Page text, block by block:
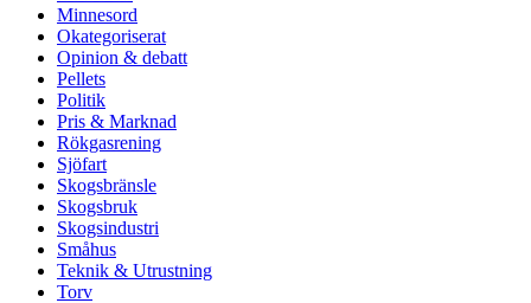
Minnesord
Okategoriserat
Opinion & debatt
Pellets
Politik
Pris & Marknad
Rökgasrening
Sjöfart
Skogsbränsle
Skogsbruk
Skogsindustri
Småhus
Teknik & Utrustning
Torv